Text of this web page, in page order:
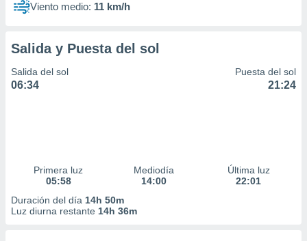
Viento medio: 11 km/h
Salida y Puesta del sol
Salida del sol
06:34
Puesta del sol
21:24
Primera luz
05:58
Mediodía
14:00
Última luz
22:01
Duración del día 14h 50m
Luz diurna restante 14h 36m